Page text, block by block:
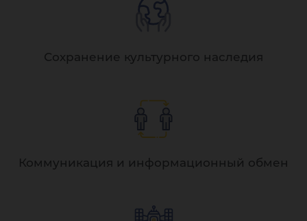
Сохранение культурного наследия
Коммуникация и информационный обмен